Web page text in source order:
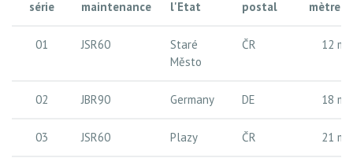
série
maintenance
l'Etat
postal
mètres
01 JSR60
Staré
Město
ČR 12 m
02 JBR90 Germany DE 18 m
03 JSR60 Plazy ČR 21 m